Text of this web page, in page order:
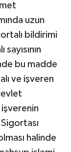
uzun
bildirimi
bu madde
ve işveren
işverenin
halinde